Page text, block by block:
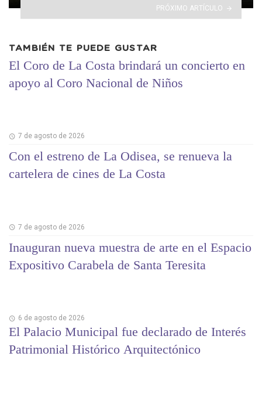
PRÓXIMO ARTÍCULO
TAMBIÉN TE PUEDE GUSTAR
El Coro de La Costa brindará un concierto en
apoyo al Coro Nacional de Niños
7 de agosto de 2026
Con el estreno de La Odisea, se renueva la
cartelera de cines de La Costa
7 de agosto de 2026
Inauguran nueva muestra de arte en el Espacio
Expositivo Carabela de Santa Teresita
6 de agosto de 2026
El Palacio Municipal fue declarado de Interés
Patrimonial Histórico Arquitectónico